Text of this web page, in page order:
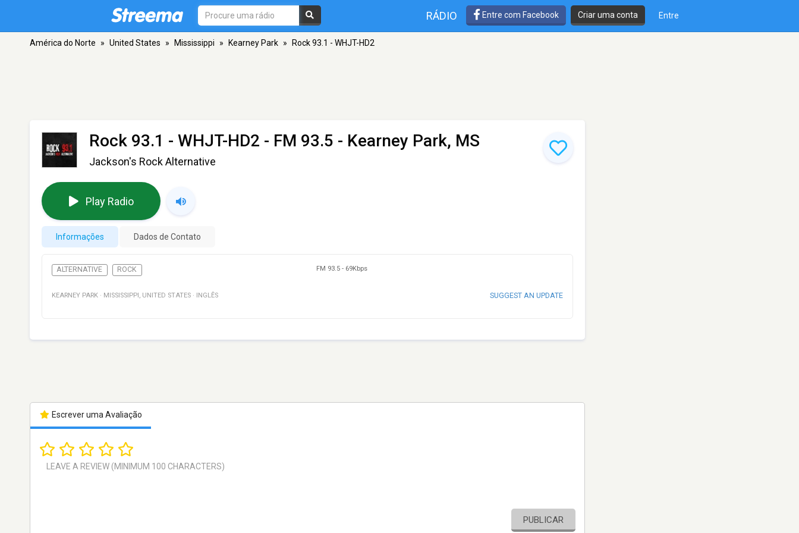
RÁDIO Entre com Facebook Criar uma conta Entre
América do Norte » United States » Mississippi » Kearney Park » Rock 93.1 - WHJT-HD2
Rock 93.1 - WHJT-HD2 - FM 93.5 - Kearney Park, MS
Jackson's Rock Alternative
Play Radio
Informações Dados de Contato
ALTERNATIVE ROCK FM 93.5 - 69Kbps
KEARNEY PARK · MISSISSIPPI , UNITED STATES · INGLÊS SUGGEST AN UPDATE
Escrever uma Avaliação
PUBLICAR